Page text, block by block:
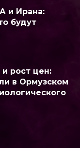
и Ирана:
будут
рост цен:
в Ормузском